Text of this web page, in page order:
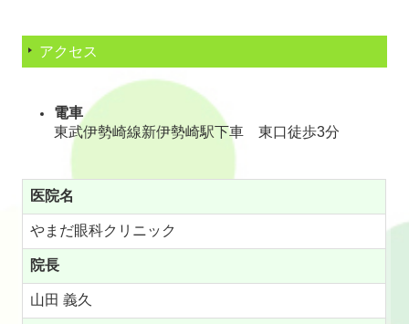
アクセス
電車
東武伊勢崎線新伊勢崎駅下車 東口徒歩3分
医院名
やまだ眼科クリニック
院長
山田 義久